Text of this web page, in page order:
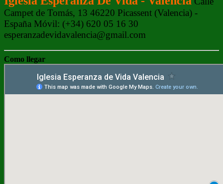
Campet de Tomás, 13 46220 Picassent (Valencia) -
España Móvil: (+34) 620 05 16 30
esperanzadevidavalencia@gmail.com
Como llegar